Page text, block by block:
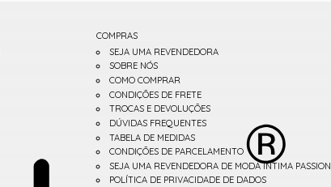
COMPRAS
SEJA UMA REVENDEDORA
SOBRE NÓS
COMO COMPRAR
CONDIÇÕES DE FRETE
TROCAS E DEVOLUÇÕES
DÚVIDAS FREQUENTES
TABELA DE MEDIDAS
CONDIÇÕES DE PARCELAMENTO
SEJA UMA REVENDEDORA DE MODA ÍNTIMA PASSION
POLÍTICA DE PRIVACIDADE DE DADOS